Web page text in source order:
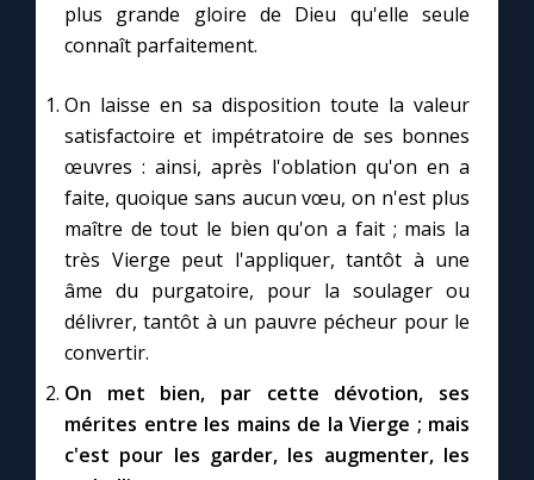
Contact
Marie de Nazareth
plus grande gloire de Dieu qu'elle seule
connaît parfaitement.
On laisse en sa disposition toute la valeur
satisfactoire et impétratoire de ses bonnes
œuvres : ainsi, après l'oblation qu'on en a
faite, quoique sans aucun vœu, on n'est plus
maître de tout le bien qu'on a fait ; mais la
très Vierge peut l'appliquer, tantôt à une
âme du purgatoire, pour la soulager ou
délivrer, tantôt à un pauvre pécheur pour le
convertir.
On met bien, par cette dévotion, ses
mérites entre les mains de la Vierge ; mais
c'est pour les garder, les augmenter, les